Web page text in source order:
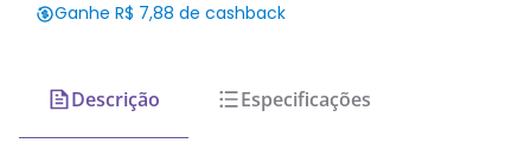
Ganhe R$ 7,88 de cashback
Descrição Especificações